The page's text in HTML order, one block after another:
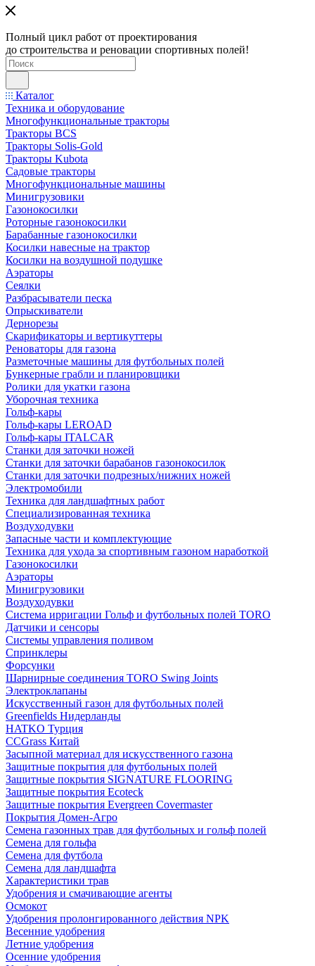
Полный цикл работ от проектирования
до строительства и реновации спортивных полей!
Каталог
Техника и оборудование
Многофункциональные тракторы
Тракторы BCS
Тракторы Solis-Gold
Тракторы Kubota
Садовые тракторы
Многофункциональные машины
Минигрузовики
Газонокосилки
Роторные газонокосилки
Барабанные газонокосилки
Косилки навесные на трактор
Косилки на воздушной подушке
Аэраторы
Сеялки
Разбрасыватели песка
Опрыскиватели
Дернорезы
Скарификаторы и вертикуттеры
Реноваторы для газона
Разметочные машины для футбольных полей
Бункерные грабли и планировщики
Ролики для укатки газона
Уборочная техника
Гольф-кары
Гольф-кары LEROAD
Гольф-кары ITALCAR
Станки для заточки ножей
Станки для заточки барабанов газонокосилок
Станки для заточки подрезных/нижних ножей
Электромобили
Техника для ландшафтных работ
Специализированная техника
Воздуходувки
Запасные части и комплектующие
Техника для ухода за спортивным газоном наработкой
Газонокосилки
Аэраторы
Минигрузовики
Воздуходувки
Система ирригации Гольф и футбольных полей TORO
Датчики и сенсоры
Системы управления поливом
Спринклеры
Форсунки
Шарнирные соединения TORO Swing Joints
Электроклапаны
Искусственный газон для футбольных полей
Greenfields Нидерланды
HATKO Турция
CCGrass Китай
Засыпной материал для искусственного газона
Защитные покрытия для футбольных полей
Защитные покрытия SIGNATURE FLOORING
Защитные покрытия Ecoteck
Защитные покрытия Evergreen Covermaster
Покрытия Домен-Агро
Семена газонных трав для футбольных и гольф полей
Семена для гольфа
Семена для футбола
Семена для ландшафта
Характеристики трав
Удобрения и смачивающие агенты
Осмокот
Удобрения пролонгированного действия NPK
Весенние удобрения
Летние удобрения
Осенние удобрения